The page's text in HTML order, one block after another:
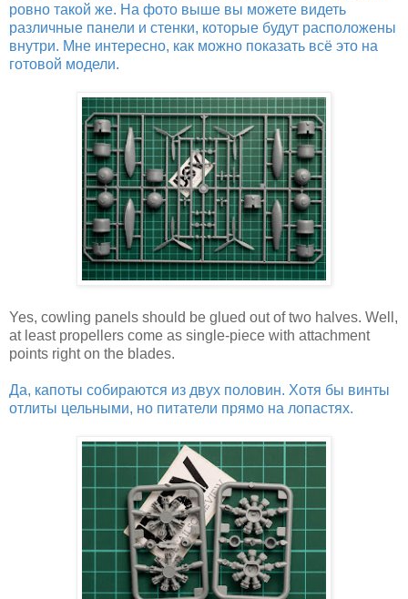
ровно такой же. На фото выше вы можете видеть
различные панели и стенки, которые будут расположены
внутри. Мне интересно, как можно показать всё это на
готовой модели.
Yes, cowling panels should be glued out of two halves. Well,
at least propellers come as single-piece with attachment
points right on the blades.
Да, капоты собираются из двух половин. Хотя бы винты
отлиты цельными, но питатели прямо на лопастях.